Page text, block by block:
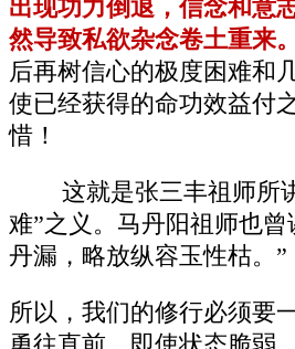
出现功力倒退，信念和意
然导致私欲杂念卷土重来。
后再树信心的极度困难和
使已经获得的命功效益付
惜！
这就是张三丰祖师所
难”之义。马丹阳祖师也
丹漏，略放纵容玉性枯。”
所以，我们的修行必须要